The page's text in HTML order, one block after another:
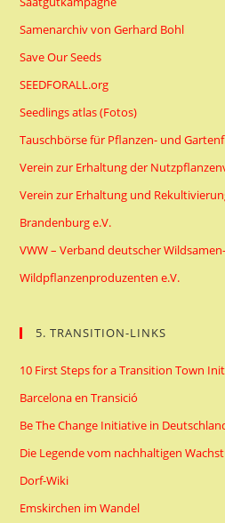
Samenarchiv von Gerhard Bohl
Save Our Seeds
SEEDFORALL.org
Seedlings atlas (Fotos)
Tauschbörse für Pflanzen- und
Verein zur Erhaltung der
Verein zur Erhaltung und
Brandenburg e.V.
VWW – Verband deutscher
Wildpflanzenproduzenten e.V.
5. TRANSITION-LINKS
10 First Steps for a Transition Town
Barcelona en Transició
Be The Change Initiative in
Die Legende vom nachhaltigen
Dorf-Wiki
Emskirchen im Wandel